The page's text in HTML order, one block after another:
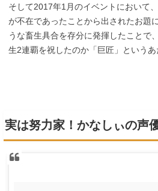
そして2017年1月のイベントにおいて
が不在であったことから出されたお題
うな畜生具合を存分に発揮したことで
生2連覇を祝したのか「巨匠」というあ
実は努力家！かなしぃの声